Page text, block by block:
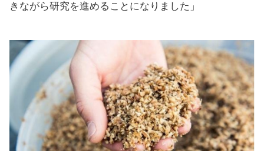
きながら研究を進めることになりました」